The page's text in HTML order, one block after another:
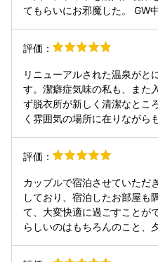
てもらいにお邪魔した。 GW
しめた。 体を洗った後、内
した後、サウナで10分程度。
のチェアで体を冷やし、露天
思ったが、大分体が疲れてい
後、内風呂に浸かりフィニッ
十分にお風呂に浸かった。 ホ
たが、とても手入れが行き届
評価：
リニューアルされた温泉がと
す。潔癖症気味の私も、また
ず脱衣所が新しく清潔なとこ
く雰囲気の場所に在りながら
ニューアルされています。写
上がりには広い敷地を少し歩
くと、焚き火でマシュマロを
日常の体験でくつろいで欲し
若女将やスタッフの方皆様、
広い館内どこへ行ってもスタ
評価：
カップルで宿泊させていただきました。 館内
しており、宿泊したお部屋も
て、大変快適に過ごすことができました。
らしいのはもちろんのこと、
満たされました。素材の良さ